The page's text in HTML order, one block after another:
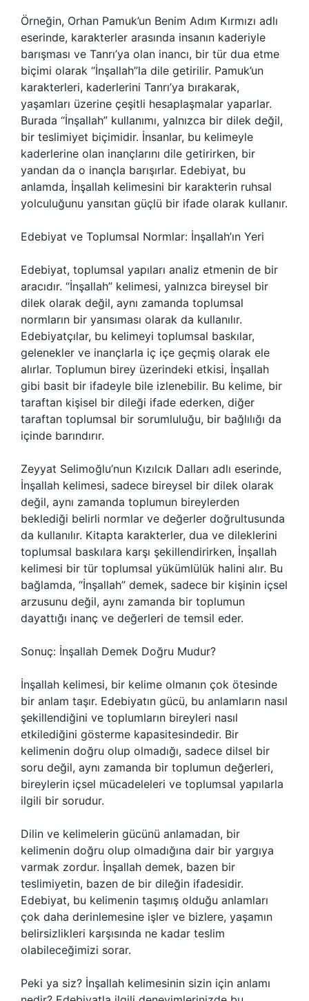
Örneğin, Orhan Pamuk’un Benim Adım Kırmızı adlı
eserinde, karakterler arasında insanın kaderiyle
barışması ve Tanrı’ya olan inancı, bir tür dua etme
biçimi olarak “İnşallah”la dile getirilir. Pamuk’un
karakterleri, kaderlerini Tanrı’ya bırakarak,
yaşamları üzerine çeşitli hesaplaşmalar yaparlar.
Burada “İnşallah” kullanımı, yalnızca bir dilek değil,
bir teslimiyet biçimidir. İnsanlar, bu kelimeyle
kaderlerine olan inançlarını dile getirirken, bir
yandan da o inançla barışırlar. Edebiyat, bu
anlamda, İnşallah kelimesini bir karakterin ruhsal
yolculuğunu yansıtan güçlü bir ifade olarak kullanır.
Edebiyat ve Toplumsal Normlar: İnşallah’ın Yeri
Edebiyat, toplumsal yapıları analiz etmenin de bir
aracıdır. “İnşallah” kelimesi, yalnızca bireysel bir
dilek olarak değil, aynı zamanda toplumsal
normların bir yansıması olarak da kullanılır.
Edebiyatçılar, bu kelimeyi toplumsal baskılar,
gelenekler ve inançlarla iç içe geçmiş olarak ele
alırlar. Toplumun birey üzerindeki etkisi, İnşallah
gibi basit bir ifadeyle bile izlenebilir. Bu kelime, bir
taraftan kişisel bir dileği ifade ederken, diğer
taraftan toplumsal bir sorumluluğu, bir bağlılığı da
içinde barındırır.
Zeyyat Selimoğlu’nun Kızılcık Dalları adlı eserinde,
İnşallah kelimesi, sadece bireysel bir dilek olarak
değil, aynı zamanda toplumun bireylerden
beklediği belirli normlar ve değerler doğrultusunda
da kullanılır. Kitapta karakterler, dua ve dileklerini
toplumsal baskılara karşı şekillendirirken, İnşallah
kelimesi bir tür toplumsal yükümlülük halini alır. Bu
bağlamda, “İnşallah” demek, sadece bir kişinin içsel
arzusunu değil, aynı zamanda bir toplumun
dayattığı inanç ve değerleri de temsil eder.
Sonuç: İnşallah Demek Doğru Mudur?
İnşallah kelimesi, bir kelime olmanın çok ötesinde
bir anlam taşır. Edebiyatın gücü, bu anlamların nasıl
şekillendiğini ve toplumların bireyleri nasıl
etkilediğini gösterme kapasitesindedir. Bir
kelimenin doğru olup olmadığı, sadece dilsel bir
soru değil, aynı zamanda bir toplumun değerleri,
bireylerin içsel mücadeleleri ve toplumsal yapılarla
ilgili bir sorudur.
Dilin ve kelimelerin gücünü anlamadan, bir
kelimenin doğru olup olmadığına dair bir yargıya
varmak zordur. İnşallah demek, bazen bir
teslimiyetin, bazen de bir dileğin ifadesidir.
Edebiyat, bu kelimenin taşımış olduğu anlamları
çok daha derinlemesine işler ve bizlere, yaşamın
belirsizlikleri karşısında ne kadar teslim
olabileceğimizi sorar.
Peki ya siz? İnşallah kelimesinin sizin için anlamı